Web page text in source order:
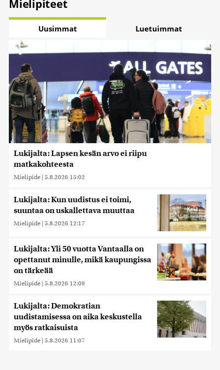
Mielipiteet
Uusimmat Luetuimmat
Lukijalta: Lapsen kesän arvo ei riipu
matkakohteesta
Mielipide | 5.8.2026 15:02
Lukijalta: Kun uudistus ei toimi,
suuntaa on uskallettava muuttaa
Mielipide | 5.8.2026 12:17
Lukijalta: Yli 50 vuotta Vantaalla on
opettanut minulle, mikä kaupungissa
on tärkeää
Mielipide | 5.8.2026 12:09
Lukijalta: Demokratian
uudistamisessa on aika keskustella
myös ratkaisuista
Mielipide | 5.8.2026 11:07